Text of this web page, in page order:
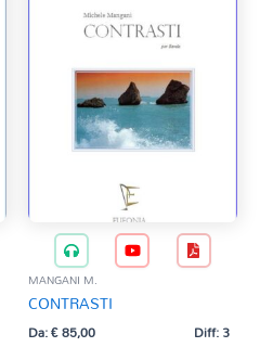
MANGANI M.
CONTRASTI
Da:€85,00 Diff: 3